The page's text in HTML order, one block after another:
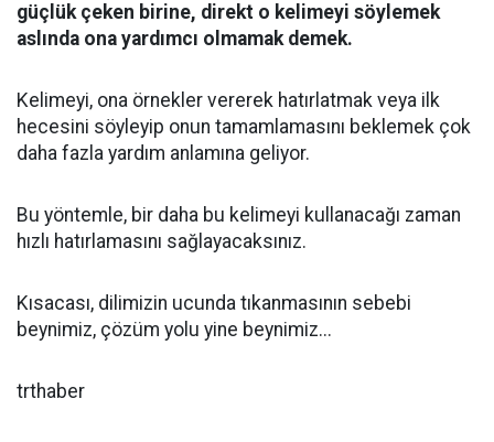
güçlük çeken birine, direkt o kelimeyi söylemek
aslında ona yardımcı olmamak demek.
Kelimeyi, ona örnekler vererek hatırlatmak veya ilk
hecesini söyleyip onun tamamlamasını beklemek çok
daha fazla yardım anlamına geliyor.
Bu yöntemle, bir daha bu kelimeyi kullanacağı zaman
hızlı hatırlamasını sağlayacaksınız.
Kısacası, dilimizin ucunda tıkanmasının sebebi
beynimiz, çözüm yolu yine beynimiz...
trthaber